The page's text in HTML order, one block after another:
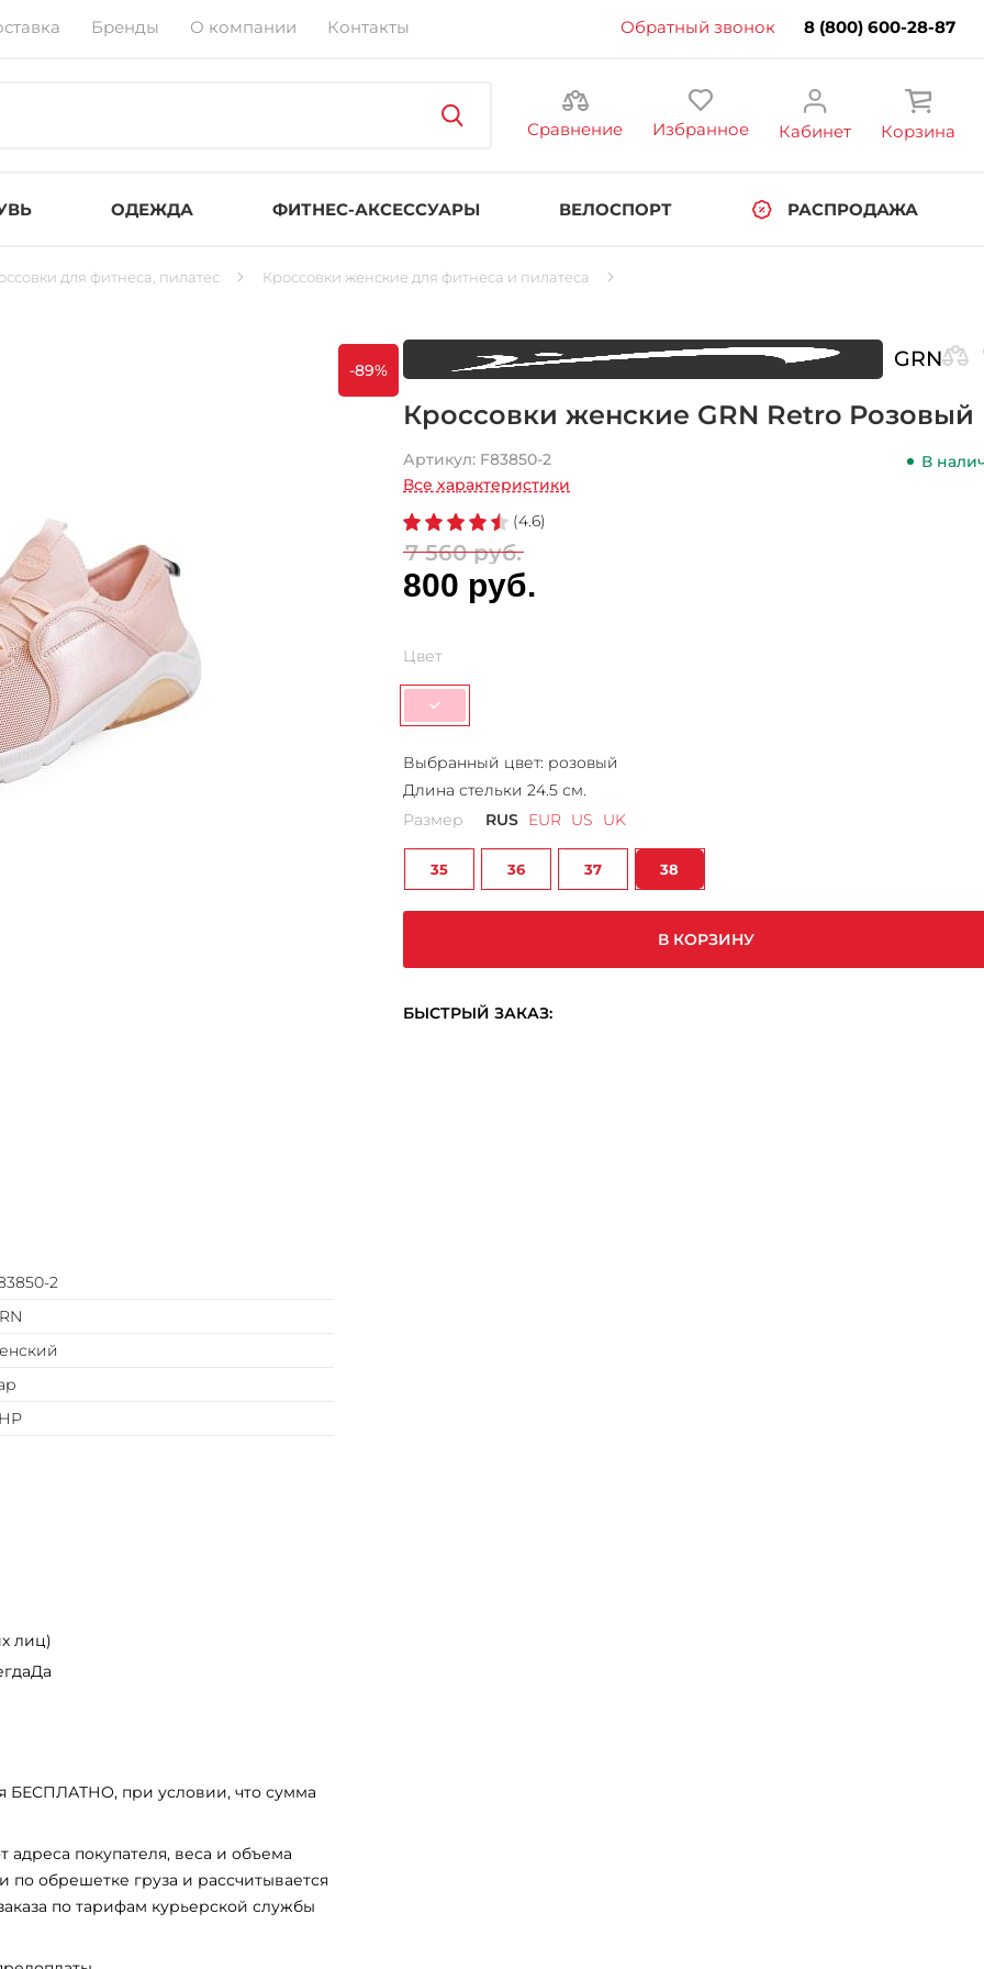
Бренды О компании Контакты Обратный звонок 8 (800) 600-28-87
Сравнение Избранное Кабинет Корзина
ОДЕЖДА ФИТНЕС-АКСЕССУАРЫ ВЕЛОСПОРТ РАСПРОДАЖА
для фитнеса, пилатес Кроссовки женские для фитнеса и пилатеса
-89%
2
лиц)
БЕСПЛАТНО, при условии, что сумма
адреса покупателя, веса и объема
по обрешетке груза и рассчитывается
по тарифам курьерской службы
GRN
Кроссовки женские GRN Retro Розовый
Артикул: F83850-2
В
Все характеристики
(4.6)
7 560 руб.
800 руб.
Цвет
Выбранный цвет: розовый
Длина стельки 24.5 см.
Размер
RUS EUR US UK
35 36 37 38
В КОРЗИНУ
БЫСТРЫЙ ЗАКАЗ: